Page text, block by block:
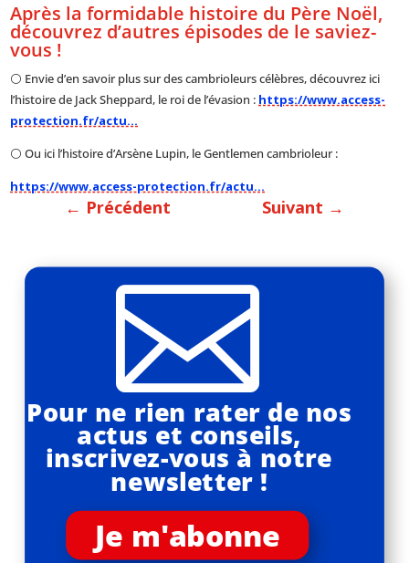
Après la formidable histoire du Père Noël,
découvrez d’autres épisodes de le saviez-
vous !
⚪ Envie d’en savoir plus sur des cambrioleurs célèbres, découvrez ici
l’histoire de Jack Sheppard, le roi de l’évasion : https://www.access-
protection.fr/actu…
⚪ Ou ici l’histoire d’Arsène Lupin, le Gentlemen cambrioleur :
https://www.access-protection.fr/actu…
← Précédent Suivant →

Pour ne rien rater de nos
actus et conseils,
inscrivez-vous à notre
newsletter !
Je m'abonne